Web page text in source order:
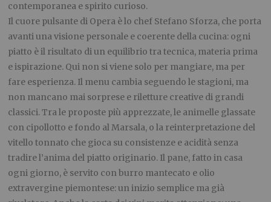
contemporanea e spirito curioso.
Il cuore pulsante di Opera è lo chef Stefano Sforza, che porta
avanti una visione personale e coerente della cucina: ogni
piatto è il risultato di un equilibrio tra tecnica, materia prima
e ispirazione. Qui non si viene solo per mangiare, ma per
fare esperienza. Il menu cambia seguendo le stagioni, ma
non mancano mai sorprese e riletture creative di grandi
classici. Tra le proposte più apprezzate, le animelle glassate
con cipollotto e fondo al Marsala, o la reinterpretazione del
vitello tonnato che gioca su consistenze e acidità senza
tradire l’anima del piatto originario. Il pane, fatto in casa
ogni giorno, è servito con burro mantecato e olio
extravergine piemontese: un inizio semplice ma già